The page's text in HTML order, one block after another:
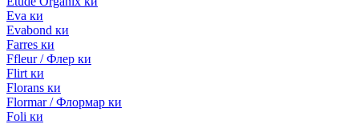
Eva ки
Evabond ки
Farres ки
Ffleur / Флер ки
Flirt ки
Florans ки
Flormar / Флормар ки
Foli ки